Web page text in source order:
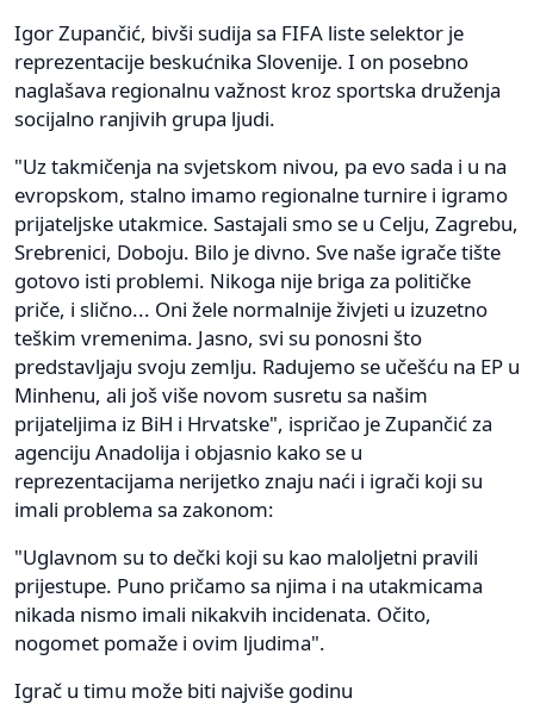
Igor Zupančić, bivši sudija sa FIFA liste selektor je
reprezentacije beskućnika Slovenije. I on posebno
naglašava regionalnu važnost kroz sportska druženja
socijalno ranjivih grupa ljudi.
"Uz takmičenja na svjetskom nivou, pa evo sada i u na
evropskom, stalno imamo regionalne turnire i igramo
prijateljske utakmice. Sastajali smo se u Celju, Zagrebu,
Srebrenici, Doboju. Bilo je divno. Sve naše igrače tište
gotovo isti problemi. Nikoga nije briga za političke
priče, i slično... Oni žele normalnije živjeti u izuzetno
teškim vremenima. Jasno, svi su ponosni što
predstavljaju svoju zemlju. Radujemo se učešću na EP u
Minhenu, ali još više novom susretu sa našim
prijateljima iz BiH i Hrvatske", ispričao je Zupančić za
agenciju Anadolija i objasnio kako se u
reprezentacijama nerijetko znaju naći i igrači koji su
imali problema sa zakonom:
"Uglavnom su to dečki koji su kao maloljetni pravili
prijestupe. Puno pričamo sa njima i na utakmicama
nikada nismo imali nikakvih incidenata. Očito,
nogomet pomaže i ovim ljudima".
Igrač u timu može biti najviše godinu